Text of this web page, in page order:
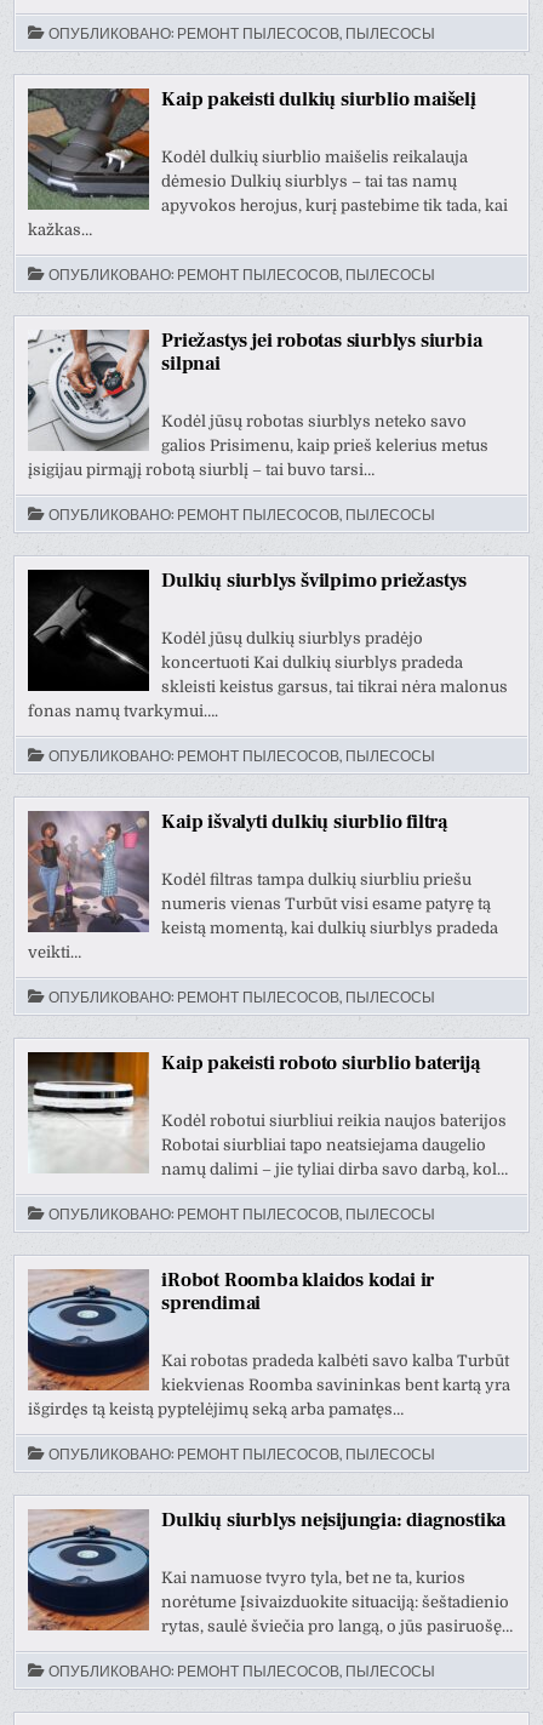
ОПУБЛИКОВАНО: РЕМОНТ ПЫЛЕСОСОВ, ПЫЛЕСОСЫ
Kaip pakeisti dulkių siurblio maišelį
Kodėl dulkių siurblio maišelis reikalauja
dėmesio Dulkių siurblys – tai tas namų
apyvokos herojus, kurį pastebime tik tada, kai
kažkas…
ОПУБЛИКОВАНО: РЕМОНТ ПЫЛЕСОСОВ, ПЫЛЕСОСЫ
Priežastys jei robotas siurblys siurbia
silpnai
Kodėl jūsų robotas siurblys neteko savo
galios Prisimenu, kaip prieš kelerius metus
įsigijau pirmąjį robotą siurblį – tai buvo tarsi…
ОПУБЛИКОВАНО: РЕМОНТ ПЫЛЕСОСОВ, ПЫЛЕСОСЫ
Dulkių siurblys švilpimo priežastys
Kodėl jūsų dulkių siurblys pradėjo
koncertuoti Kai dulkių siurblys pradeda
skleisti keistus garsus, tai tikrai nėra malonus
fonas namų tvarkymui….
ОПУБЛИКОВАНО: РЕМОНТ ПЫЛЕСОСОВ, ПЫЛЕСОСЫ
Kaip išvalyti dulkių siurblio filtrą
Kodėl filtras tampa dulkių siurbliu priešu
numeris vienas Turbūt visi esame patyrę tą
keistą momentą, kai dulkių siurblys pradeda
veikti…
ОПУБЛИКОВАНО: РЕМОНТ ПЫЛЕСОСОВ, ПЫЛЕСОСЫ
Kaip pakeisti roboto siurblio bateriją
Kodėl robotui siurbliui reikia naujos baterijos
Robotai siurbliai tapo neatsiejama daugelio
namų dalimi – jie tyliai dirba savo darbą, kol…
ОПУБЛИКОВАНО: РЕМОНТ ПЫЛЕСОСОВ, ПЫЛЕСОСЫ
iRobot Roomba klaidos kodai ir
sprendimai
Kai robotas pradeda kalbėti savo kalba Turbūt
kiekvienas Roomba savininkas bent kartą yra
išgirdęs tą keistą pyptelėjimų seką arba pamatęs…
ОПУБЛИКОВАНО: РЕМОНТ ПЫЛЕСОСОВ, ПЫЛЕСОСЫ
Dulkių siurblys neįsijungia: diagnostika
Kai namuose tvyro tyla, bet ne ta, kurios
norėtume Įsivaizduokite situaciją: šeštadienio
rytas, saulė šviečia pro langą, o jūs pasiruošę…
ОПУБЛИКОВАНО: РЕМОНТ ПЫЛЕСОСОВ, ПЫЛЕСОСЫ